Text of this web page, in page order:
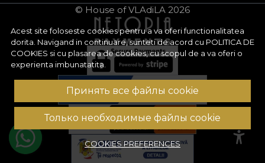
Acest site foloseste cookies pentru a va oferi functionalitatea
dorita. Navigand in continuare, sunteti de acord cu POLITICA DE
COOKIES si cu plasarea de cookies, cu scopul de a va oferi o
experienta imbunatatita.
Принять все файлы cookie
Только необходимые файлы cookie
COOKIES PREFERENCES
© House of VLAdiLA 2026